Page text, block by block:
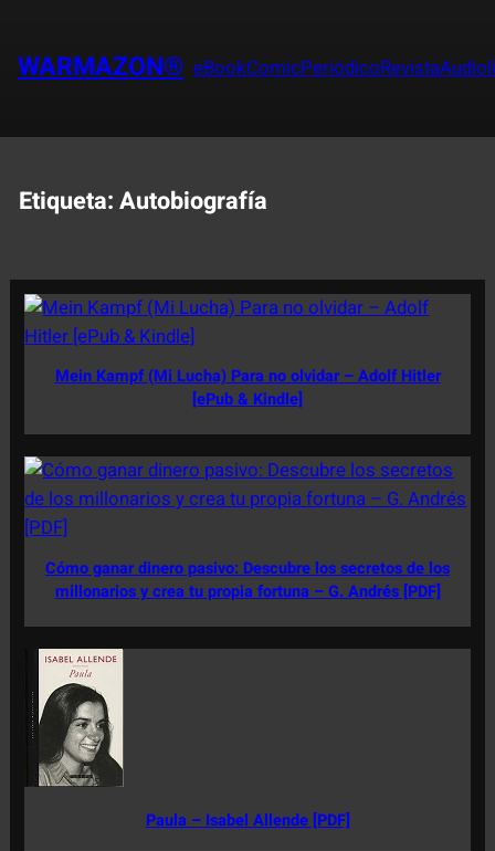
contenido
WARMAZON® eBookComicPeriódicoRevista
Etiqueta:Autobiografía
Mein Kampf (Mi Lucha) Para no olvidar – Adolf Hitler
[ePub & Kindle]
Cómo ganar dinero pasivo: Descubre los secretos de los
millonarios y crea tu propia fortuna – G. Andrés [PDF]
Paula – Isabel Allende [PDF]